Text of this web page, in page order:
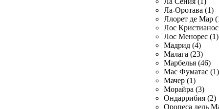
Ла-Оротава (1)
Ллорет де Мар
Лос
Лос Менорес (1)
Мадрид (4)
Малага (23)
Марбелья (46)
Мас Фуматас (1)
Мачер (1)
Морайра (3)
Ондаррибия (2)
Оропеса дель